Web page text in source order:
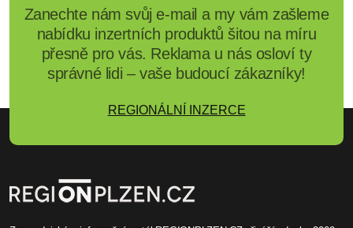
Zanechte nám svůj e-mail a my vám zašleme
nabídku inzertních produktů šitou na míru
přesně pro vás. Reklama u nás osloví ty
správné lidi – vaše budoucí zákazníky!
REGIONÁLNÍ INZERCE